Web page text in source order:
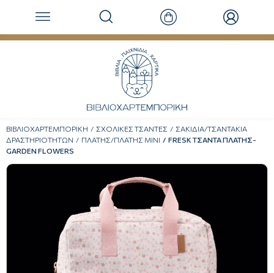
ΒΙΒΛΙΟΧΑΡΤΕΜΠΟΡΙΚΗ ΣΧΟΛΙΚΕΣ ΤΣΑΝΤΕΣ
ΣΑΚΙΔΙΑ/ΤΣΑΝΤΑΚΙΑ
ΔΡΑΣΤΗΡΙΟΤΗΤΩΝ
ΠΛΑΤΗΣ/ΠΛΑΤΗΣ ΜΙΝΙ
FRESK ΤΣΑΝΤΑ ΠΛΑΤΗΣ-
GARDEN FLOWERS